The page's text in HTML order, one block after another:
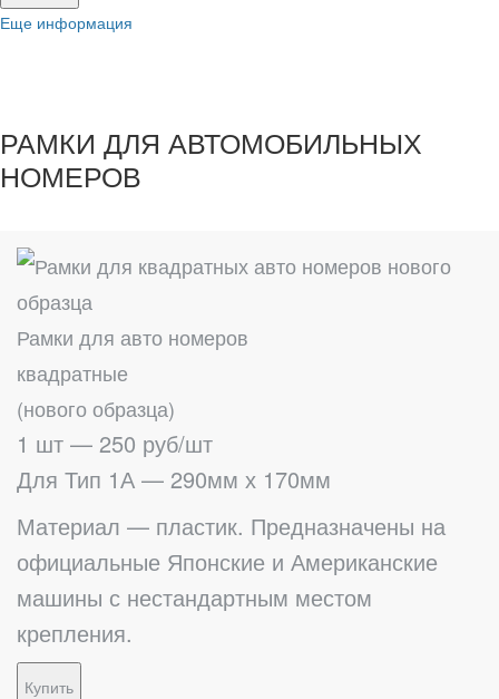
Еще информация
РАМКИ ДЛЯ АВТОМОБИЛЬНЫХ
НОМЕРОВ
Рамки для авто номеров
квадратные
(нового образца)
1 шт — 250 руб/шт
Для Тип 1А — 290мм х 170мм
Материал — пластик. Предназначены на
официальные Японские и Американские
машины с нестандартным местом
крепления.
Купить